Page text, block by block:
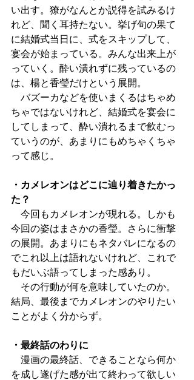
い出す。獠がなんとか説得を試みるけ
れど、聞く耳持たない。挙げ句の果て
に結婚式当日に、式をスキップして、
宴会が始まっている。みんな出来上が
っていく。酔い潰れずに残っているの
は、楊と香瑩だけという展開。
バズーカなどを使いまくるはちゃめ
ちゃではないけれど、結婚式を宴会に
してしまって、酔い潰れるまで飲むっ
ていうのが、あまりにもめちゃくちゃ
って感じ。
・カメレオンはどこに辿り着きたかっ
た？
今回もカメレオンが現れる。しかも
今回の姿はまさかの香瑩。さらに衝撃
の展開。あまりにもネタバレになるの
でこれ以上は語れないけれど、これで
もだいぶ語ってしまった感あり。
その行動が何を意味していたのか。
結局、最後までカメレオンのやりたい
ことがよく分からず。
・最終話のわりに
漫画の最終話、できることなら何か
を成し遂げた感が出て終わって欲しい